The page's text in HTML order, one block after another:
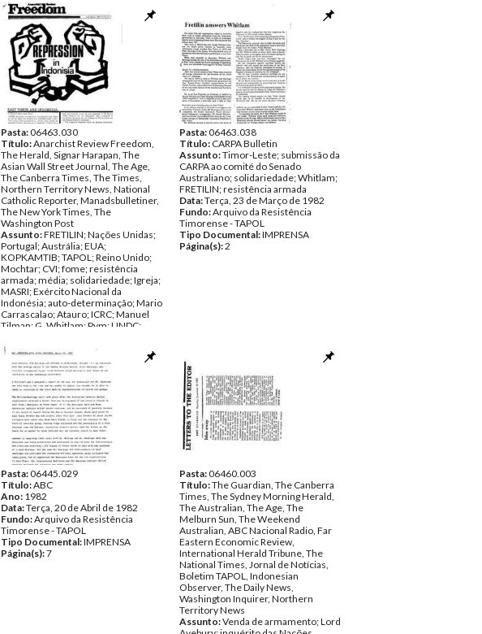
Everingham; John Junor; Atauro;
Neukomm; Reino Unido; Lord
Avebury; ACFOA; NATO; Richard
Alston; solidariedade; documentos
sobre Timor-Leste; Sousa Soares;
TAPOL; exército indonésio; Carmel
Budiardjo; Bispo Dom Martinho da
Costa Lopes; ACSR; Dalrymple; M.
Whiteley; silêncio; genocídio; Pen
Sovan; assassinato de refugiados;
execuções em massa; Mochtar; Jill
Jolliffe; Papa João Paulo II
Data:Janeiro de 1982 - Junho de
1982
Fundo:Arquivo da Resistência
Timorense - TAPOL
Tipo Documental:IMPRENSA
Página(s):49
Pasta:06463.030
Título:Anarchist Review Freedom,
The Herald, Signar Harapan, The
Asian Wall Street Journal, The Age,
The Canberra Times, The Times,
Northern Territory News, National
Catholic Reporter, Manadsbulletiner,
The New York Times, The
Washington Post
Assunto:FRETILIN; Nações Unidas;
Portugal; Austrália; EUA;
KOPKAMTIB; TAPOL; Reino Unido;
Mochtar; CVI; fome; resistência
armada; média; solidariedade; Igreja;
MASRI; Exército Nacional da
Indonésia; auto-determinação; Mario
Carrascalao; Atauro; ICRC; Manuel
Tilman; G. Whitlam; Pym; UNDC;
genocídio; Gonçalves; PNG; OPM;
Peter Rodgers; J. Freeman; ACFOA;
CCJP; A. P. Kalangie; F. Xavier Lopes
da Cruz; CRS; agricultura; economia;
crianças; imprensa; Rod Nordland;
Golkar; diplomacia; UDT; militares;
ACR; Vaticano; D. Durenberger;
encontro entre Regan e Suharto
Data:Março de 1982 - Outubro de
1982
Fundo:Arquivo da Resistência
Timorense - TAPOL
Tipo Documental:
Página(s):
Pasta:06463.038
Título: CARPA Bulletin
Assunto:Timor-Leste; submissão da
CARPA ao comité do Senado
Australiano; solidariedade; Whitlam;
FRETILIN; resistência armada
Data:Terça, 23 de Março de 1982
Fundo:Arquivo da Resistência
Timorense - TAPOL
Tipo Documental:IMPRENSA
Página(s):2
Pasta:06445.029
Título:ABC
Ano: 1982
Data:Terça, 20 de Abril de 1982
Fundo:Arquivo da Resistência
Timorense - TAPOL
Tipo Documental:IMPRENSA
Página(s):7
Pasta:06460.003
Título:The Guardian, The Canberra
Times, The Sydney Morning Herald,
The Australian, The Age, The
Melburn Sun, The Weekend
Australian, ABC Nacional Radio, Far
Eastern Economic Review,
International Herald Tribune, The
National Times, Jornal de Notícias,
Boletim TAPOL, Indonesian
Observer, The Daily News,
Washington Inquirer, Northern
Territory News
Assunto:Venda de armamento; Lord